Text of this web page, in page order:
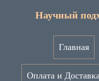
Научный
Главная
Оплата и